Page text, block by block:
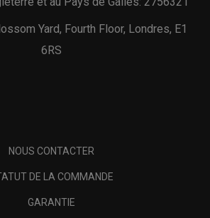
Yard, Fourth Floor, Londres, E1
6RS
NOUS CONTACTER
DE LA COMMANDE
GARANTIE